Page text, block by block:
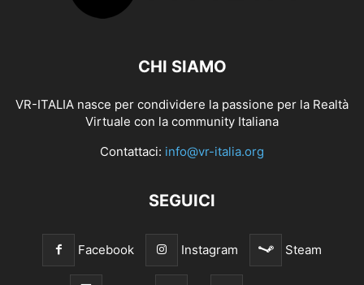
CHI SIAMO
VR-ITALIA nasce per condividere la passione per la Realtà
Virtuale con la community Italiana
Contattaci: info@vr-italia.org
SEGUICI
Facebook Instagram Steam